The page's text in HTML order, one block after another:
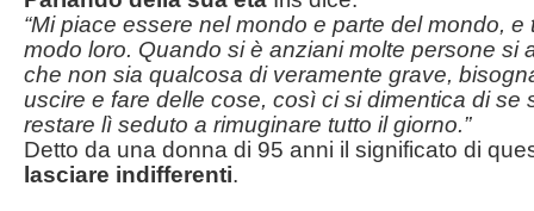
“Mi piace essere nel mondo e parte del mondo, e
modo loro. Quando si è anziani molte persone si
che non sia qualcosa di veramente grave,
uscire e fare delle cose, così ci si dimentica di se
restare lì seduto a rimuginare tutto il giorno.”
Detto da una donna di 95 anni il significato di
lasciare indifferenti.